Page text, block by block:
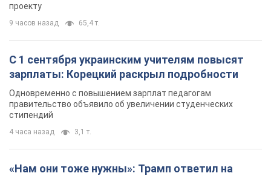
проекту
9 часов назад 65,4 т.
С 1 сентября украинским учителям повысят
зарплаты: Корецкий раскрыл подробности
Одновременно с повышением зарплат педагогам
правительство объявило об увеличении студенческих
стипендий
4 часа назад 3,1 т.
«Нам они тоже нужны»: Трамп ответил на